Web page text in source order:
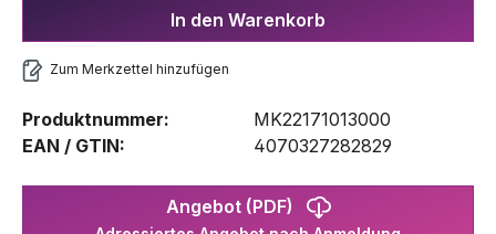
In den Warenkorb
Zum Merkzettel hinzufügen
Produktnummer:
MK22171013000
EAN / GTIN:
4070327282829
Angebot (PDF)